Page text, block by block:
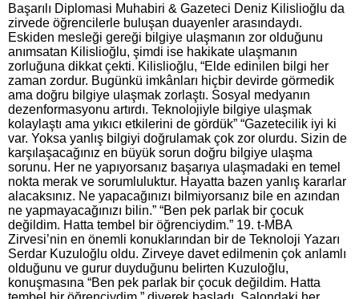
Başarılı Diplomasi Muhabiri & Gazeteci Deniz Kilislioğlu da
zirvede öğrencilerle buluşan duayenler arasındaydı.
Eskiden mesleği gereği bilgiye ulaşmanın zor olduğunu
anımsatan Kilislioğlu, şimdi ise hakikate ulaşmanın
zorluğuna dikkat çekti. Kilislioğlu, “Elde edinilen bilgi her
zaman zordur. Bugünkü imkânları hiçbir devirde görmedik
ama doğru bilgiye ulaşmak zorlaştı. Sosyal medyanın
dezenformasyonu artırdı. Teknolojiyle bilgiye ulaşmak
kolaylaştı ama yıkıcı etkilerini de gördük” “Gazetecilik iyi ki
var. Yoksa yanlış bilgiyi doğrulamak çok zor olurdu. Sizin de
karşılaşacağınız en büyük sorun doğru bilgiye ulaşma
sorunu. Her ne yapıyorsanız başarıya ulaşmadaki en temel
nokta merak ve sorumluluktur. Hayatta bazen yanlış kararlar
alacaksınız. Ne yapacağınızı bilmiyorsanız bile en azından
ne yapmayacağınızı bilin.” “Ben pek parlak bir çocuk
değildim. Hatta tembel bir öğrenciydim.” 19. t-MBA
Zirvesi’nin en önemli konuklarından bir de Teknoloji Yazarı
Serdar Kuzuloğlu oldu. Zirveye davet edilmenin çok anlamlı
olduğunu ve gurur duyduğunu belirten Kuzuloğlu,
konuşmasına “Ben pek parlak bir çocuk değildim. Hatta